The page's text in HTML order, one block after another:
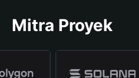
Mitra Proyek